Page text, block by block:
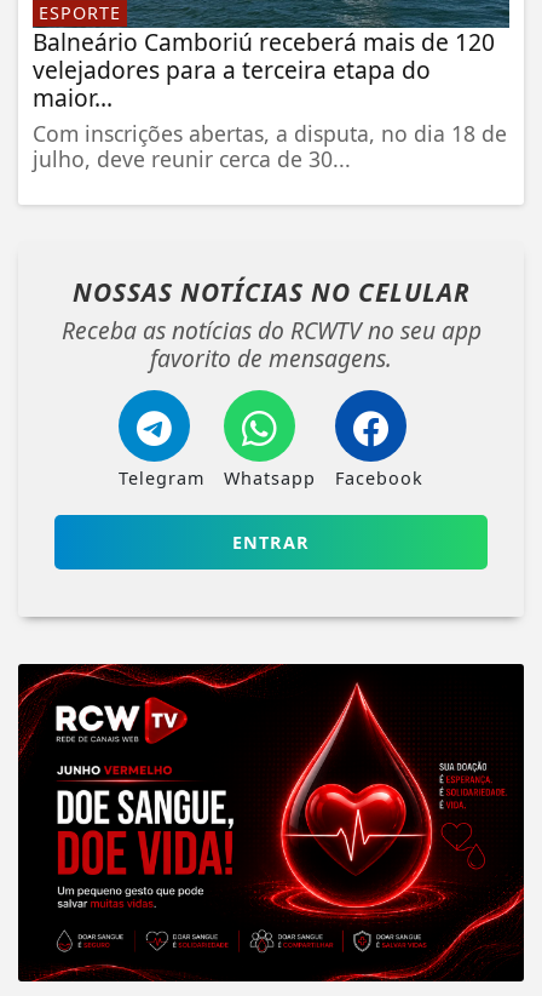
ESPORTE
Balneário Camboriú receberá mais de 120
velejadores para a terceira etapa do
maior...
Com inscrições abertas, a disputa, no dia 18 de
julho, deve reunir cerca de 30...
NOSSAS NOTÍCIAS NO CELULAR
Receba as notícias do RCWTV no seu app
favorito de mensagens.
Telegram Whatsapp Facebook
ENTRAR